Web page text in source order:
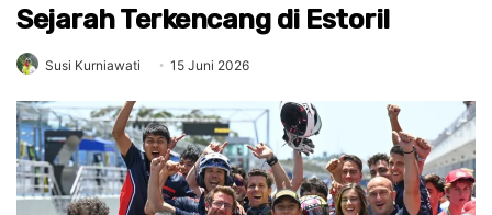
Sejarah Terkencang di Estoril
Susi Kurniawati 15 Juni 2026